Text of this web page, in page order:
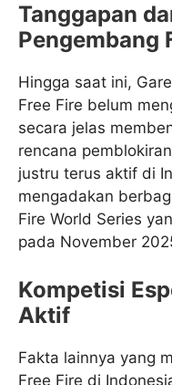
Tanggapan
Pengembang
Hingga saat ini,
Free Fire belum
secara jelas
rencana
justru terus aktif di
mengadakan
Fire World Series
pada November
Kompetisi
Aktif
Fakta lainnya yang
Free Fire di